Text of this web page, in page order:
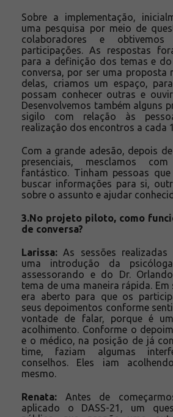
Sobre a implementação,
uma pesquisa por meio de
colaboradores e
participações. As respostas
para a definição dos temas e
conversa, por ser uma proposta
delas, criamos um espaço,
possam conhecer outras e
Desenvolvemos também alguns
sigilo com relação às
realização dos encontros a cada
Com a grande adesão, depois
presenciais, mesclamos
fantástico. Tinham pessoas
buscar informações para si,
sobre o assunto e ajudar
3.No projeto piloto, como
de conversa?
Larissa: As sessões realizadas
uma introdução da
assessorando e do Dr.
tema de uma maneira rápida. Em
era aberto para que os
seus depoimentos conforme
vontade de falar, porque é
acolhimento. Conforme o
e o médico, na posição de já
time, faziam algumas
conselhos. Eles iam
mesmo.
Renata: Antes de
aplicado o DASS-21, um